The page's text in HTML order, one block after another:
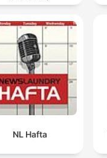
NL Hafta